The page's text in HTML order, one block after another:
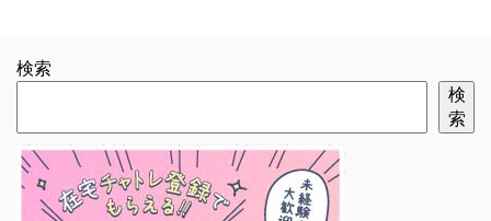
検索
検
索